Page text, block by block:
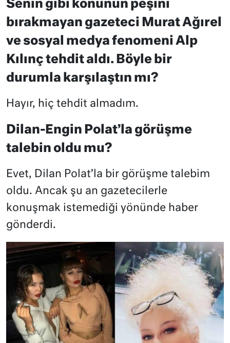
Senin gibi konunun peşini
bırakmayan gazeteci Murat Ağırel
ve sosyal medya fenomeni Alp
Kılınç tehdit aldı. Böyle bir
durumla karşılaştın mı?
Hayır, hiç tehdit almadım.
Dilan-Engin Polat’la görüşme
talebin oldu mu?
Evet, Dilan Polat’la bir görüşme talebim
oldu. Ancak şu an gazetecilerle
konuşmak istemediği yönünde haber
gönderdi.